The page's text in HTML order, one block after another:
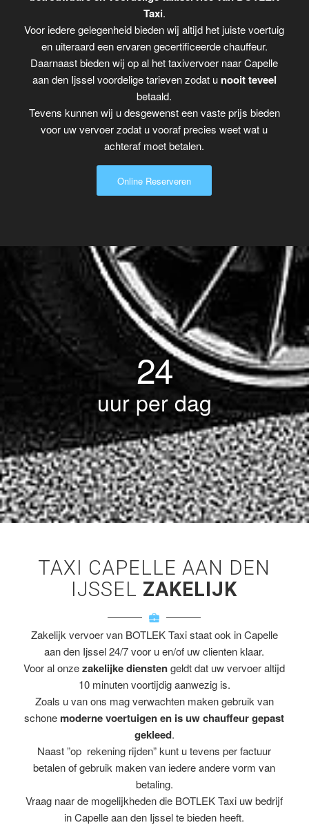
Taxi.
Voor iedere gelegenheid bieden wij altijd het juiste voertuig
en uiteraard een ervaren gecertificeerde chauffeur.
Daarnaast bieden wij op al het taxivervoer naar Capelle
aan den Ijssel voordelige tarieven zodat u nooit teveel
betaald.
Tevens kunnen wij u desgewenst een vaste prijs bieden
voor uw vervoer zodat u vooraf precies weet wat u
achteraf moet betalen.
Online Reserveren
24
uur per dag
TAXI CAPELLE AAN DEN
IJSSEL ZAKELIJK
Zakelijk vervoer van BOTLEK Taxi staat ook in Capelle
aan den Ijssel 24/7 voor u en/of uw clienten klaar.
Voor al onzezakelijke dienstengeldt dat uw vervoer altijd
10 minuten voortijdig aanwezig is.
Zoals u van ons mag verwachten maken gebruik van
schone moderne voertuigen en is uw chauffeur gepast
gekleed.
Naast ”op rekening rijden” kunt u tevens per factuur
betalen of gebruik maken van iedere andere vorm van
betaling.
Vraag naar de mogelijkheden die BOTLEK Taxi uw bedrijf
in Capelle aan den Ijssel te bieden heeft.